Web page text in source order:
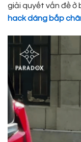
giải quyết vấn đề ở
hack dáng bắp